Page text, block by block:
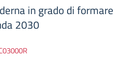
in grado di formare
2030